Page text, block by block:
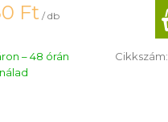
Ft / db
– 48 órán
Cikkszám: